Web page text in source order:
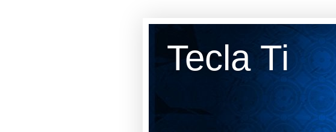
Tecla Ti